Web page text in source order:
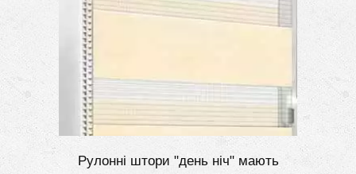
Рулонні штори "день ніч" мають